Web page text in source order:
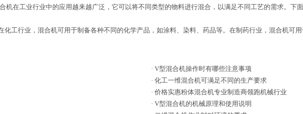
机在工业行业中的应用越来越广泛，它可以将不同类型的物料进行混合，以满足不同工艺的需求。下
行业，混合机可用于制备各种不同的化学产品，如涂料、染料、药品等。在制药行业，混合机可用
· V型混合机操作时有哪些注意事项
· 化工一维混合机可满足不同的生产要求
· 价格实惠粉体混合机专业制造商领跑机械行业
· V型混合机的机械原理和使用说明